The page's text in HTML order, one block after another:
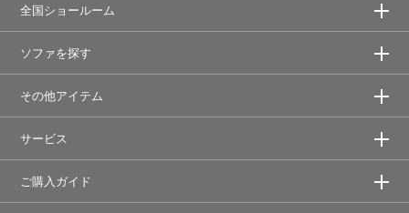
全国ショールーム
ソファを探す
その他アイテム
サービス
ご購入ガイド